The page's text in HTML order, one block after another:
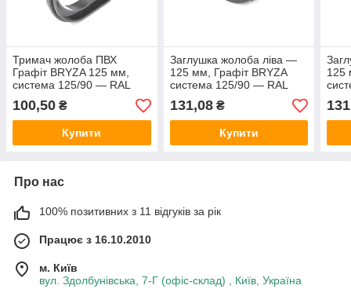
Тримач жолоба ПВХ
Графіт BRYZA 125 мм,
система 125/90 — RAL
7021.
100,50 ₴
Купити
Заглушка жолоба ліва —
125 мм, Графіт BRYZA
система 125/90 — RAL
7021.
131,08₴
Купити
125
Про нас
100% позитивних з 11 відгуків за рік
Працює з 16.10.2010
м. Київ
вул. Здолбунівська, 7-Г (офіс-склад) , Київ, Україна